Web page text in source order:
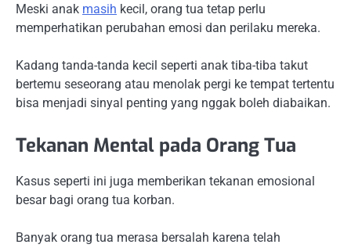
Meski anak masih kecil, orang tua tetap perlu
memperhatikan perubahan emosi dan perilaku mereka.
Kadang tanda-tanda kecil seperti anak tiba-tiba takut
bertemu seseorang atau menolak pergi ke tempat tertentu
bisa menjadi sinyal penting yang nggak boleh diabaikan.
Tekanan Mental pada Orang Tua
Kasus seperti ini juga memberikan tekanan emosional
besar bagi orang tua korban.
Banyak orang tua merasa bersalah karena telah